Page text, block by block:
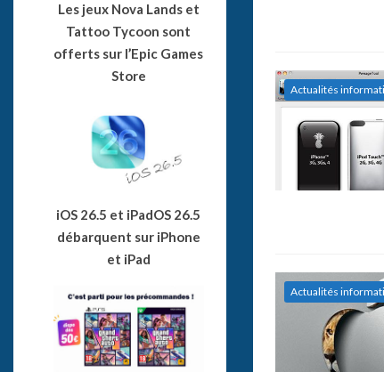
Actualités
Actualités
Les jeux Nova Lands et
Tattoo Tycoon sont
offerts sur l’Epic Games
Store
iOS 26.5 et iPadOS 26.5
débarquent sur iPhone
et iPad